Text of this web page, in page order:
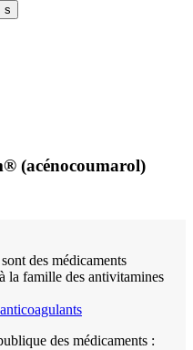
(acénocoumarol)
des médicaments
la famille des antivitamines
des médicaments :